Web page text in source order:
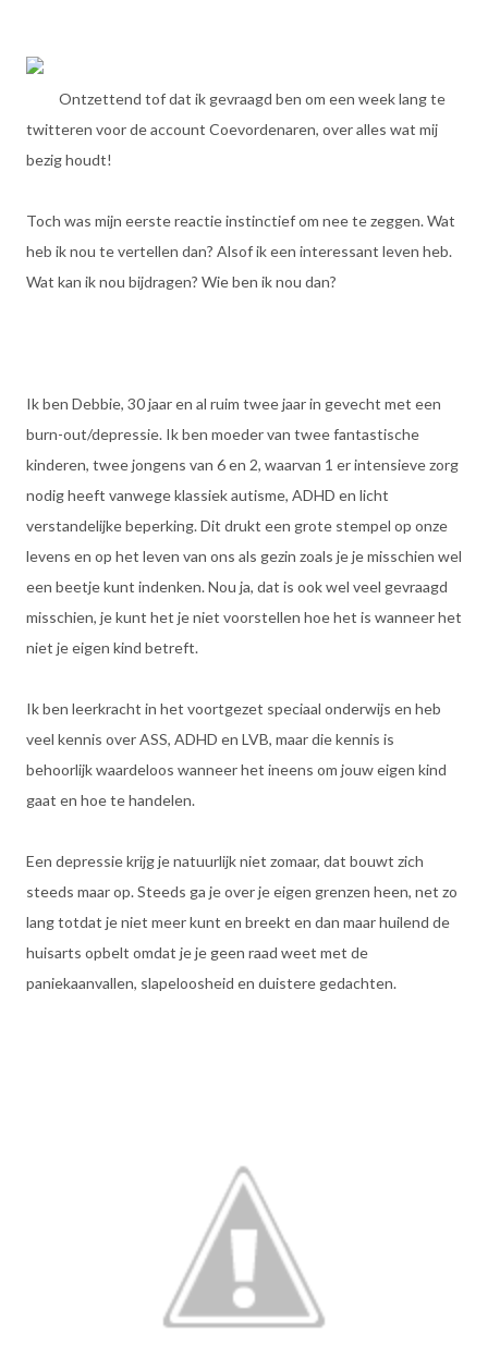
Ontzettend tof dat ik gevraagd ben om een week lang te
twitteren voor de account Coevordenaren, over alles wat mij
bezig houdt!
Toch was mijn eerste reactie instinctief om nee te zeggen. Wat
heb ik nou te vertellen dan? Alsof ik een interessant leven heb.
Wat kan ik nou bijdragen? Wie ben ik nou dan?
Ik ben Debbie, 30 jaar en al ruim twee jaar in gevecht met een
burn-out/depressie. Ik ben moeder van twee fantastische
kinderen, twee jongens van 6 en 2, waarvan 1 er intensieve zorg
nodig heeft vanwege klassiek autisme, ADHD en licht
verstandelijke beperking. Dit drukt een grote stempel op onze
levens en op het leven van ons als gezin zoals je je misschien wel
een beetje kunt indenken. Nou ja, dat is ook wel veel gevraagd
misschien, je kunt het je niet voorstellen hoe het is wanneer het
niet je eigen kind betreft.
Ik ben leerkracht in het voortgezet speciaal onderwijs en heb
veel kennis over ASS, ADHD en LVB, maar die kennis is
behoorlijk waardeloos wanneer het ineens om jouw eigen kind
gaat en hoe te handelen.
Een depressie krijg je natuurlijk niet zomaar, dat bouwt zich
steeds maar op. Steeds ga je over je eigen grenzen heen, net zo
lang totdat je niet meer kunt en breekt en dan maar huilend de
huisarts opbelt omdat je je geen raad weet met de
paniekaanvallen, slapeloosheid en duistere gedachten.